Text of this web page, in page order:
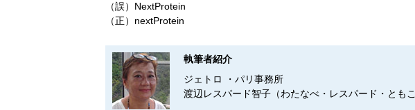
（誤）NextProtein
（正）nextProtein
執筆者紹介
ジェトロ ・パリ事務所
渡辺レスパード智子（わたなべ・レスパード・ともこ